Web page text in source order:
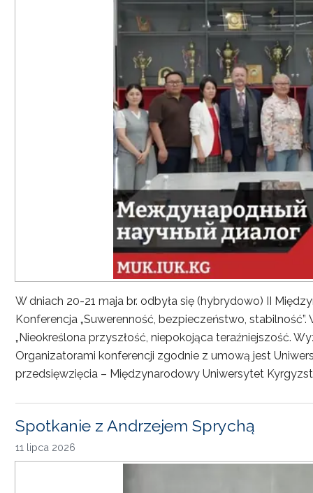
W dniach 20-21 maja br. odbyła się (hybrydowo) II
Konferencja „Suwerenność, bezpieczeństwo,
„Nieokreślona przyszłość, niepokojąca teraźniejszość.
Organizatorami konferencji zgodnie z umową jest
przedsięwzięcia – Międzynarodowy Uniwersytet
Spotkanie z Andrzejem Sprychą
11 lipca 2026